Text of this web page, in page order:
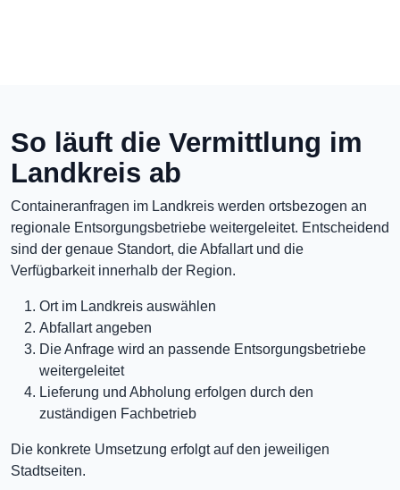
So läuft die Vermittlung im
Landkreis ab
Containeranfragen im Landkreis werden ortsbezogen an
regionale Entsorgungsbetriebe weitergeleitet. Entscheidend
sind der genaue Standort, die Abfallart und die
Verfügbarkeit innerhalb der Region.
Ort im Landkreis auswählen
Abfallart angeben
Die Anfrage wird an passende Entsorgungsbetriebe
weitergeleitet
Lieferung und Abholung erfolgen durch den
zuständigen Fachbetrieb
Die konkrete Umsetzung erfolgt auf den jeweiligen
Stadtseiten.